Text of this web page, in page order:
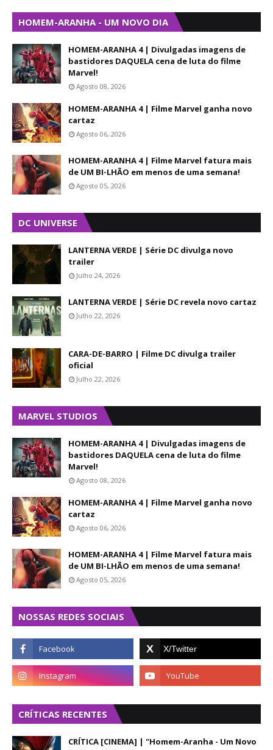
HOMEM-ARANHA - UM NOVO DIA
HOMEM-ARANHA 4 | Divulgadas imagens de
bastidores DAQUELA cena de luta do filme
Marvel!
Agosto 08, 2026
HOMEM-ARANHA 4 | Filme Marvel ganha novo
cartaz
Agosto 06, 2026
HOMEM-ARANHA 4 | Filme Marvel fatura mais
de UM BI-LHÃO em menos de uma semana!
Agosto 05, 2026
DC UNIVERSE
LANTERNA VERDE | Série DC divulga novo
trailer
Julho 24, 2026
LANTERNA VERDE | Série DC revela novo cartaz
Julho 22, 2026
CARA-DE-BARRO | Filme DC divulga trailer
oficial
Julho 22, 2026
MARVEL STUDIOS
HOMEM-ARANHA 4 | Divulgadas imagens de
bastidores DAQUELA cena de luta do filme
Marvel!
Agosto 08, 2026
HOMEM-ARANHA 4 | Filme Marvel ganha novo
cartaz
Agosto 06, 2026
HOMEM-ARANHA 4 | Filme Marvel fatura mais
de UM BI-LHÃO em menos de uma semana!
Agosto 05, 2026
NOSSAS REDES SOCIAIS
CRÍTICAS RECENTES
CRÍTICA [CINEMA] | "Homem-Aranha - Um Novo